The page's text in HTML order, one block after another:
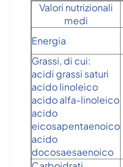
Valori nutrizionali
medi
Energia
Grassi, di cui:
acidi grassi saturi
acido linoleico
acido alfa-linoleico
acido
eicosapentaenoico
acido
docosaesaenoico